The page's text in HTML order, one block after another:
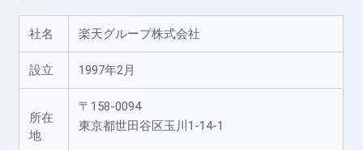
社名 楽天グループ株式会社
設立 1997年2月
所在
地
〒158-0094
東京都世田谷区玉川1-14-1